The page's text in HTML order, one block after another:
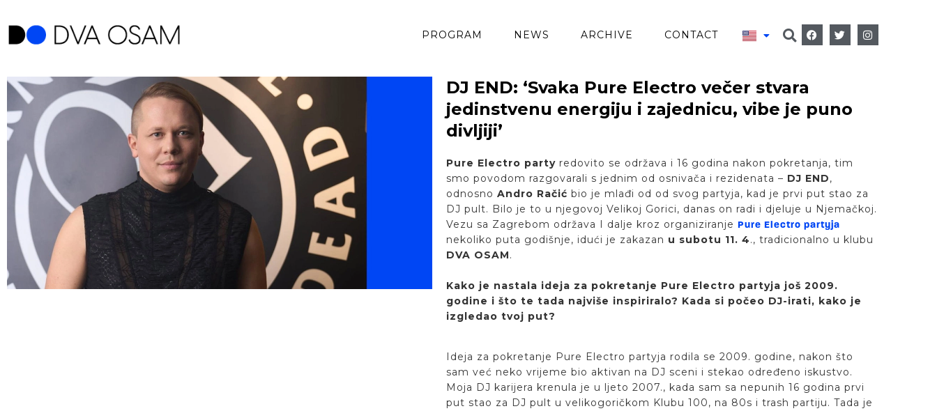
PROGRAM NEWS ARCHIVE CONTACT
DJ END: ‘Svaka Pure Electro večer stvara
jedinstvenu energiju i zajednicu, vibe je puno
divljiji’
Pure Electro party redovito se održava i 16 godina nakon pokretanja, tim
smo povodom razgovarali s jednim od osnivača i rezidenata – DJ END,
odnosno Andro Račić bio je mlađi od od svog partyja, kad je prvi put stao za
DJ pult. Bilo je to u njegovoj Velikoj Gorici, danas on radi i djeluje u Njemačkoj.
Vezu sa Zagrebom održava I dalje kroz organiziranje Pure Electro partyja
nekoliko puta godišnje, idući je zakazan u subotu 11. 4., tradicionalno u klubu
DVA OSAM.
Kako je nastala ideja za pokretanje Pure Electro partyja još 2009.
godine i što te tada najviše inspiriralo? Kada si počeo DJ-irati, kako je
izgledao tvoj put?
Ideja za pokretanje Pure Electro partyja rodila se 2009. godine, nakon što
sam već neko vrijeme bio aktivan na DJ sceni i stekao određeno iskustvo.
Moja DJ karijera krenula je u ljeto 2007., kada sam sa nepunih 16 godina prvi
put stao za DJ pult u velikogoričkom Klubu 100, na 80s i trash partiju. Tada je